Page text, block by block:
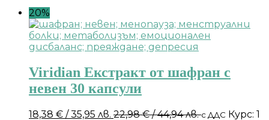
20%
Viridian Екстракт от шафран с
невен 30 капсули
18,38 € / 35,95 лв. 22,98€/ 44,94 лв.с ДДС Курс: 1